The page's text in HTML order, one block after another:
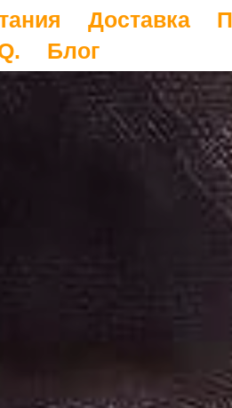
Доставка
Блог